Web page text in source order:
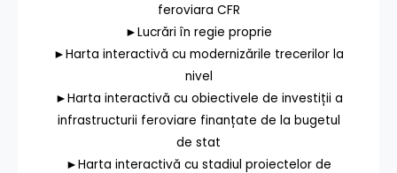
feroviara CFR
►Lucrări în regie proprie
►Harta interactivă cu modernizările trecerilor la
nivel
►Harta interactivă cu obiectivele de investiții a
infrastructurii feroviare finanțate de la bugetul
de stat
►Harta interactivă cu stadiul proiectelor de